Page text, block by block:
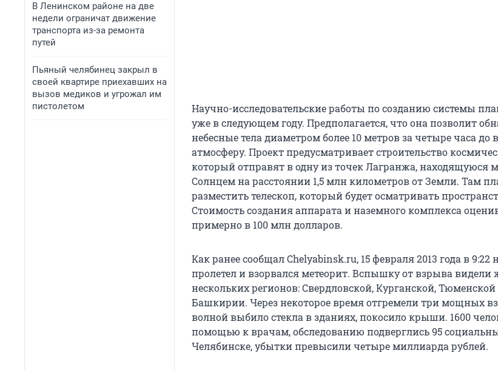
В Ленинском районе на две
недели ограничат движение
транспорта из-за ремонта
путей
Пьяный челябинец закрыл в
своей квартире приехавших на
вызов медиков и угрожал им
пистолетом
Научно-исследовательские работы по созданию системы
уже в следующем году. Предполагается, что она позволит
небесные тела диаметром более 10 метров за четыре часа до
атмосферу. Проект предусматривает строительство
который отправят в одну из точек Лагранжа, находящуюся
Солнцем на расстоянии 1,5 млн километров от Земли. Там
разместить телескоп, который будет осматривать
Стоимость создания аппарата и наземного комплекса
примерно в 100 млн долларов.
Как ранее сообщал Chelyabinsk.ru, 15 февраля 2013 года в
пролетел и взорвался метеорит. Вспышку от взрыва видели
нескольких регионов: Свердловской, Курганской, Тюменской
Башкирии. Через некоторое время отгремели три мощных
волной выбило стекла в зданиях, покосило крыши. 1600
помощью к врачам, обследованию подверглись 95
Челябинске, убытки превысили четыре миллиарда рублей.